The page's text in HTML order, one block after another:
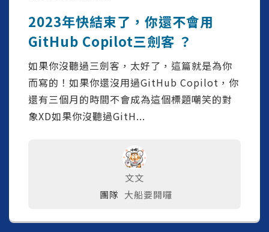
2023年快結束了，你還不會用
GitHub Copilot三劍客 ？
如果你沒聽過三劍客，太好了，這篇就是為你
而寫的！如果你還沒用過GitHub Copilot，你
還有三個月的時間不會成為這個標題嘲笑的對
象XD如果你沒聽過GitH...
文文
團隊 大船要開囉